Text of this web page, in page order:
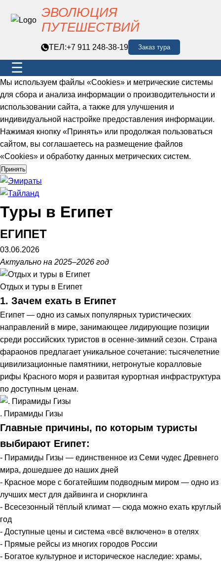
ЭВОЛЮЦИЯ
ПУТЕШЕСТВИЙ
ТЕЛ:+7 911 248-38-19 Заказ тура
☰
Мы используем файлы «Cookies» и метрические системы
для сбора и анализа информации о производительности и
использовании сайта, а также для улучшения и
индивидуальной настройке предоставления информации.
Нажимая кнопку «Принять» или продолжая пользоваться
сайтом, вы соглашаетесь на размещение файлов
«Cookies» и обработку данных метрических систем.
Принять
Туры в Египет
ЕГИПЕТ
03.06.2026
Актуально на 2025–2026 год
Отдых и туры в Египет
1. Зачем ехать в Египет
Египет — одно из самых популярных туристических
направлений в мире, занимающее лидирующие позиции
среди российских туристов в осенне-зимний сезон. Страна
фараонов предлагает уникальное сочетание: тысячелетние
цивилизационные памятники, нетронутые коралловые
рифы Красного моря и развитая курортная инфраструктура
по доступным ценам.
. Пирамиды Гизы
Главные причины, по которым туристы
выбирают Египет:
- Пирамиды Гизы — единственное из Семи чудес Древнего
мира, дошедшее до наших дней
- Красное море с богатейшим подводным миром — одно из
лучших мест для дайвинга и снорклинга
- Всесезонный тёплый климат — сюда можно ехать круглый
год
- Доступные цены и система «всё включено» в отелях
- Прямые рейсы из многих городов России
- Богатое культурное и историческое наследие: храмы,